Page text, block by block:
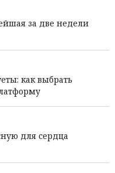
за две недели
как выбрать
для сердца